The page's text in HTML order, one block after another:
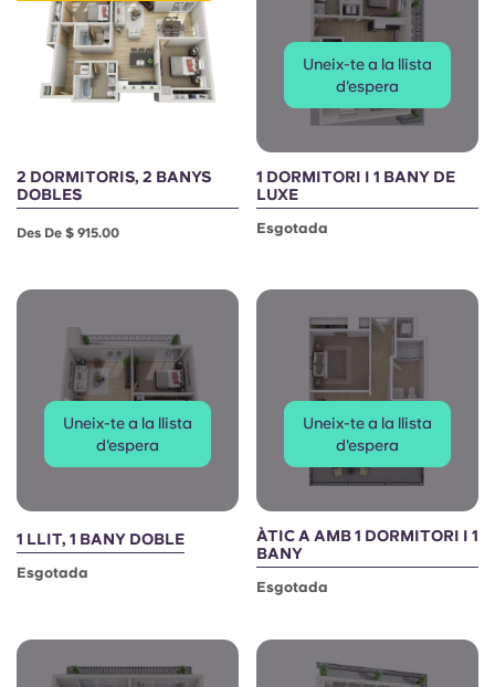
2 DORMITORIS, 2 BANYS
DOBLES
Des De $ 915.00
Uneix-te a la llista
d'espera
1 DORMITORI I 1 BANY DE
LUXE
Esgotada
Uneix-te a la llista
d'espera
1 LLIT, 1 BANY DOBLE
Esgotada
Uneix-te a la llista
d'espera
ÀTIC A AMB 1 DORMITORI I 1
BANY
Esgotada